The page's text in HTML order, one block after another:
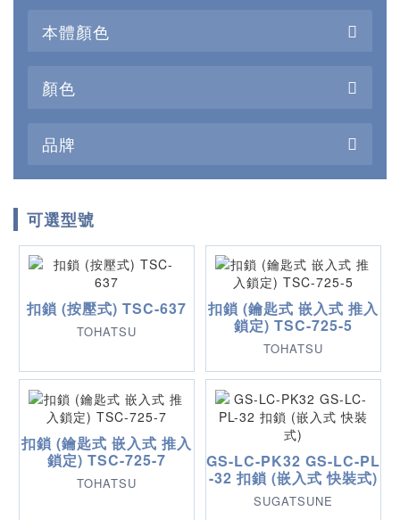
本體顏色
顏色
品牌
可選型號
扣鎖 (按壓式) TSC-637
TOHATSU
扣鎖 (鑰匙式 嵌入式 推入
鎖定) TSC-725-5
TOHATSU
扣鎖 (鑰匙式 嵌入式 推入
鎖定) TSC-725-7
TOHATSU
GS-LC-PK32 GS-LC-PL
-32 扣鎖 (嵌入式 快裝式)
SUGATSUNE